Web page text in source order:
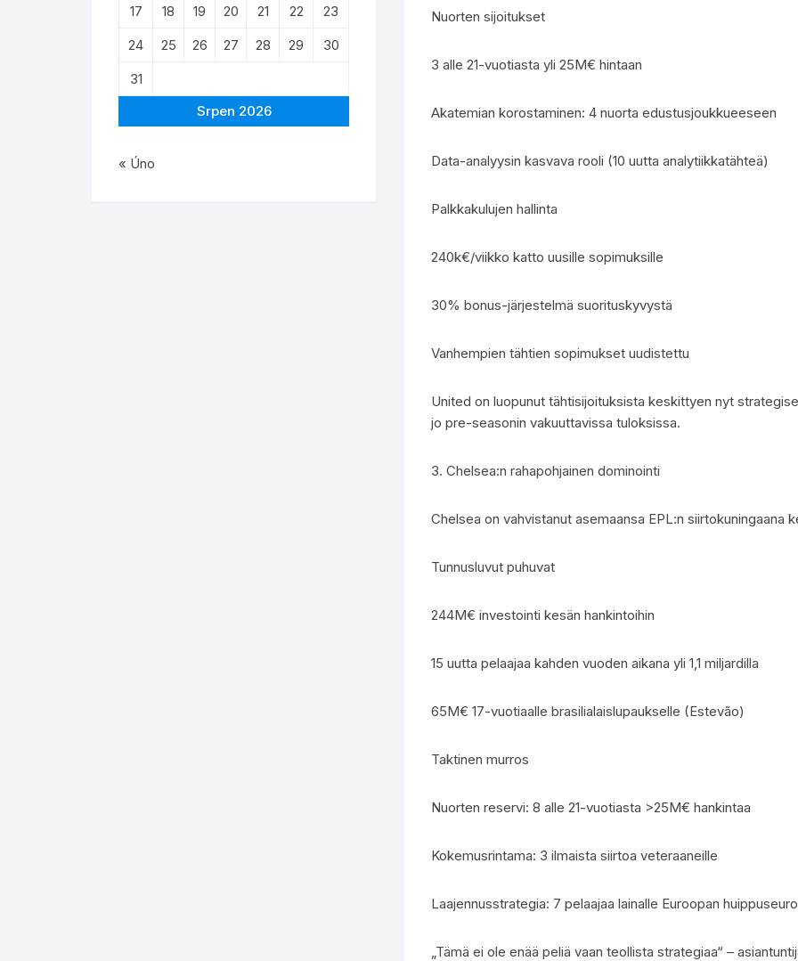
Nuorten sijoitukset
3 alle 21-vuotiasta yli 25M€ hintaan
Akatemian korostaminen: 4 nuorta edustusjoukkueeseen
Data-analyysin kasvava rooli (10 uutta analytiikkatähteä)
Palkkakulujen hallinta
240k€/viikko katto uusille sopimuksille
30% bonus-järjestelmä suorituskyvystä
Vanhempien tähtien sopimukset uudistettu
United on luopunut tähtisijoituksista keskittyen nyt
jo pre-seasonin vakuuttavissa tuloksissa.
3. Chelsea:n rahapohjainen dominointi
Chelsea on vahvistanut asemaansa EPL:n siirtokuningaana
Tunnusluvut puhuvat
244M€ investointi kesän hankintoihin
15 uutta pelaajaa kahden vuoden aikana yli 1,1 miljardilla
65M€ 17-vuotiaalle brasilialaislupaukselle (Estevão)
Taktinen murros
Nuorten reservi: 8 alle 21-vuotiasta >25M€ hankintaa
Kokemusrintama: 3 ilmaista siirtoa veteraaneille
Laajennusstrategia: 7 pelaajaa lainalle Euroopan
„Tämä ei ole enää peliä vaan teollista strategiaa“ –
Srpen 2026
17
18 19 20 21 22
23
24
25 26 27 28 29
30
31
« Úno